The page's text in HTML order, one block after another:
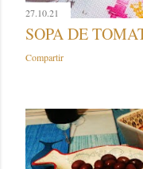
27.10.21
SOPA DE
Compartir